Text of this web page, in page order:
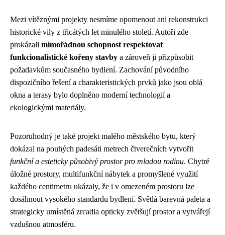
Mezi vítěznými projekty nesmíme opomenout ani rekonstrukci
historické vily z třicátých let minulého století. Autoři zde
prokázali mimořádnou schopnost respektovat
funkcionalistické kořeny stavby a zároveň ji přizpůsobit
požadavkům současného bydlení. Zachování původního
dispozičního řešení a charakteristických prvků jako jsou oblá
okna a terasy bylo doplněno moderní technologií a
ekologickými materiály.
Pozoruhodný je také projekt malého městského bytu, který
dokázal na pouhých padesáti metrech čtverečních vytvořit
funkční a esteticky působivý prostor pro mladou rodinu. Chytré
úložné prostory, multifunkční nábytek a promyšlené využití
každého centimetru ukázaly, že i v omezeném prostoru lze
dosáhnout vysokého standardu bydlení. Světlá barevná paleta a
strategicky umístěná zrcadla opticky zvětšují prostor a vytvářejí
vzdušnou atmosféru.